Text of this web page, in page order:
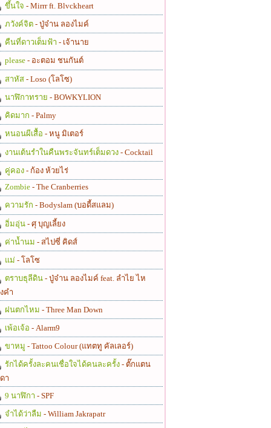
ขึ้นใจ - Mirrr ft. Blvckheart
ภวังค์จิต - ปู่จ๋าน ลองไมค์
คืนที่ดาวเต็มฟ้า - เจ้านาย
please - อะตอม ชนกันต์
สาหัส - Loso (โลโซ)
นาฬิกาทราย - BOWKYLION
คิดมาก - Palmy
หนอนผีเสื้อ - หนู มิเตอร์
งานเต้นรำในคืนพระจันทร์เต็มดวง - Cocktail
คู่คอง - ก้อง ห้วยไร่
Zombie - The Cranberries
ความรัก - Bodyslam (บอดี้สแลม)
อิ่มอุ่น - ศุ บุญเลี้ยง
ค่าน้ำนม - สไปซี่ คิดส์
แม่ - โลโซ
ตราบธุลีดิน - ปู่จ๋าน ลองไมค์ feat. ลำไย ไห
คำ
ฝนตกไหม - Three Man Down
เพ้อเจ้อ - Alarm9
ขาหมู - Tattoo Colour (แทตทู คัลเลอร์)
รักได้ครั้งละคนเชื่อใจได้คนละครั้ง - ตั๊กแตน
า
9 นาฬิกา - SPF
จำได้ว่าลืม - William Jakrapatr